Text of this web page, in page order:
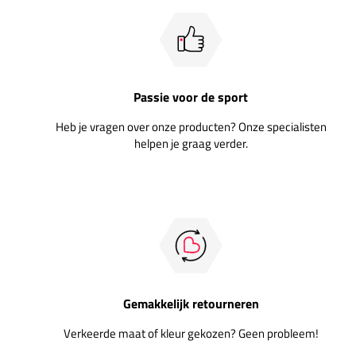
Passie voor de sport
Heb je vragen over onze producten? Onze specialisten
helpen je graag verder.
Gemakkelijk retourneren
Verkeerde maat of kleur gekozen? Geen probleem!